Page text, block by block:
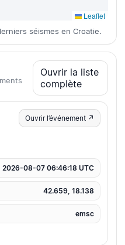
Leaflet
séismes en Croatie.
Ouvrir la liste
complète
Ouvrir l’événement ↗
2026-08-07 06:46:18 UTC
42.659, 18.138
emsc